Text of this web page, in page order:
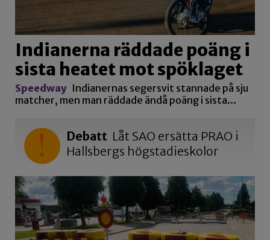
Indianerna räddade poäng i
sista heatet mot spöklaget
Speedway Indianernas segersvit stannade på sju
matcher, men man räddade ändå poäng i sista…
Debatt Låt SAO ersätta PRAO i
Hallsbergs högstadieskolor